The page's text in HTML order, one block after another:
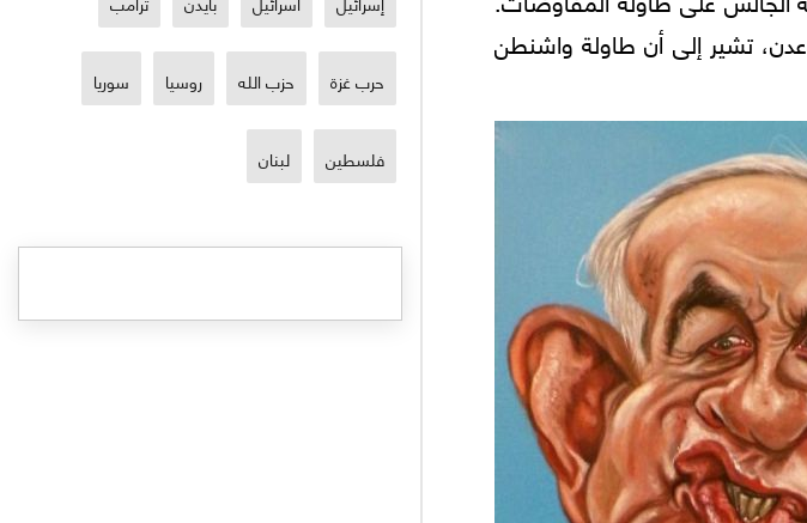
تشير إلى أن طاولة واشنطن
حرب غزة حزب الله روسيا سوريا
فلسطين لبنان